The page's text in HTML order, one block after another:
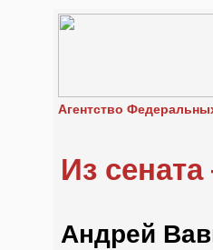
Агентство
Из
Андрей